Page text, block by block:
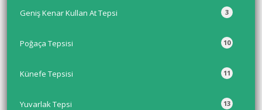
3
Geniş Kenar Kullan At Tepsi
10
Poğaça Tepsisi
11
Künefe Tepsisi
13
Yuvarlak Tepsi